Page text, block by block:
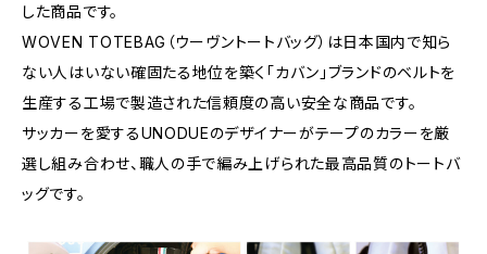
した商品です。
WOVEN TOTEBAG（ウーヴントートバッグ）は日本国内で知ら
ない人はいない確固たる地位を築く「カバン」ブランドのベルトを
生産する工場で製造された信頼度の高い安全な商品です。
サッカーを愛するUNODUEのデザイナーがテープのカラーを厳
選し組み合わせ、職人の手で編み上げられた最高品質のトートバ
ッグです。